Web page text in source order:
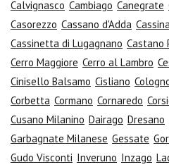
Calvignasco Cambiago Canegrate
Casorezzo Cassano d'Adda
Cassinetta di Lugagnano Castano
Cerro Maggiore Cerro al Lambro
Cinisello Balsamo Cisliano
Corbetta Cormano Cornaredo
Cusano Milanino Dairago Dresano
Garbagnate Milanese Gessate
Gudo Visconti Inveruno Inzago